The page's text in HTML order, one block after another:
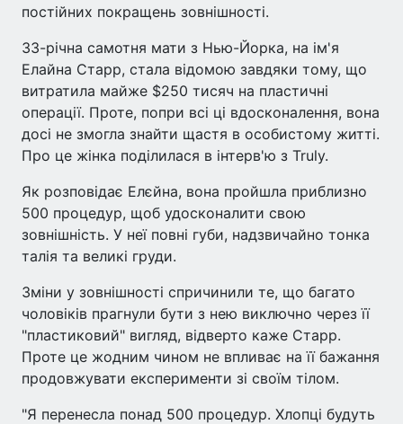
постійних покращень зовнішності.
33-річна самотня мати з Нью-Йорка, на ім'я
Елайна Старр, стала відомою завдяки тому, що
витратила майже $250 тисяч на пластичні
операції. Проте, попри всі ці вдосконалення, вона
досі не змогла знайти щастя в особистому житті.
Про це жінка поділилася в інтерв'ю з Truly.
Як розповідає Елєйна, вона пройшла приблизно
500 процедур, щоб удосконалити свою
зовнішність. У неї повні губи, надзвичайно тонка
талія та великі груди.
Зміни у зовнішності спричинили те, що багато
чоловіків прагнули бути з нею виключно через її
"пластиковий" вигляд, відверто каже Старр.
Проте це жодним чином не впливає на її бажання
продовжувати експерименти зі своїм тілом.
"Я перенесла понад 500 процедур. Хлопці будуть